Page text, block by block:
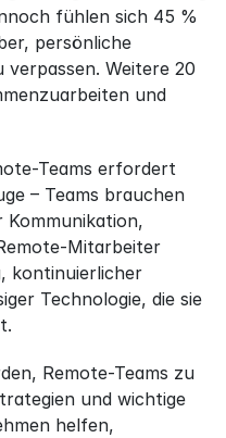
fühlen sich 45 %
persönliche
Weitere 20
und
Teams erfordert
– Teams brauchen
Mitarbeiter
kontinuierlicher
Technologie, die sie
Remote-Teams zu
und wichtige
helfen,